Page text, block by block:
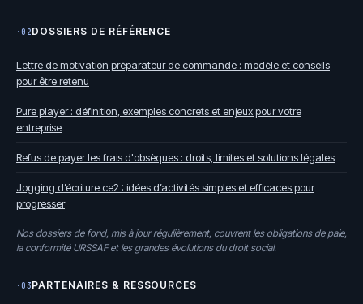
·02DOSSIERS DE RÉFÉRENCE
Lettre de motivation préparateur de commande : modèle et conseils
pour être retenu
Pure player : définition, exemples concrets et enjeux pour votre
entreprise
Refus de payer les frais d'obsèques : droits, limites et solutions légales
Jogging d’écriture ce2 : idées d’activités simples et efficaces pour
progresser
Nos dossiers de fond, mis à jour régulièrement, couvrent les obligations de paie,
la conformité URSSAF et les grandes évolutions du droit social.
·03PARTENAIRES & RESSOURCES